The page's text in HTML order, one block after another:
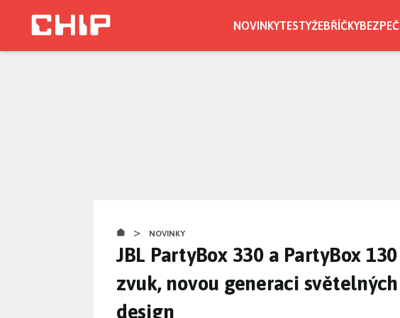
NOVINKYTESTYŽEBŘÍČKY
> NOVINKY
JBL PartyBox 330 a PartyBox
zvuk, novou generaci
design